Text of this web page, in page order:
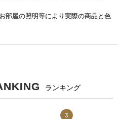
部屋の照明等により実際の商品と色
ランキング
3